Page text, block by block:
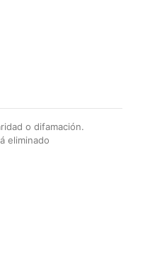
o difamación.
eliminado